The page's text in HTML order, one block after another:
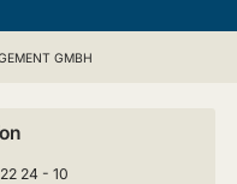
GMBH
24 - 10